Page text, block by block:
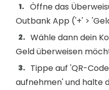
Öffne das
Outbank App ('+' >
Wähle dann dein
Geld überweisen
Tippe auf 'QR-
aufnehmen' und halte